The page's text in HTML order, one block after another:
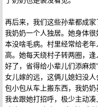
再后来，我们这些孙辈都成家
我奶奶一个人独居。她身体
本没啥毛病。村里经常给老
高。她每天绕村子转两圈，
好了，省得给小辈儿们添麻
女儿嫁的远，这俩儿媳妇没
包小包从车上搬东西，我奶
我去跟她打招呼，极少主动